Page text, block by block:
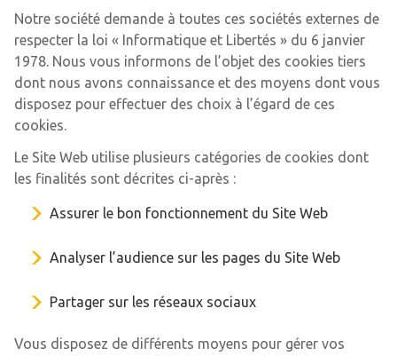
Notre société demande à toutes ces sociétés externes de
respecter la loi « Informatique et Libertés » du 6 janvier
1978. Nous vous informons de l’objet des cookies tiers
dont nous avons connaissance et des moyens dont vous
disposez pour effectuer des choix à l’égard de ces
cookies.
Le Site Web utilise plusieurs catégories de cookies dont
les finalités sont décrites ci-après :
Assurer le bon fonctionnement du Site Web
Analyser l’audience sur les pages du Site Web
Partager sur les réseaux sociaux
Vous disposez de différents moyens pour gérer vos